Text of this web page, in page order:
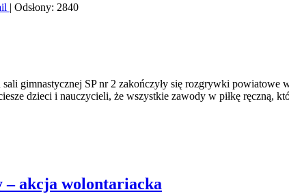
| Odsłony: 2840
gimnastycznej SP nr 2 zakończyły się rozgrywki
dzieci i nauczycieli, że wszystkie zawody w piłkę ręczną,
akcja wolontariacka